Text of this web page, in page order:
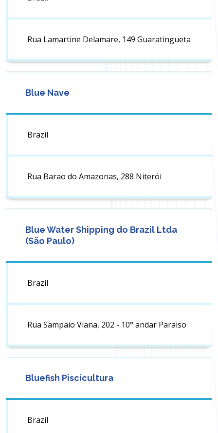
Rua Lamartine Delamare, 149 Guaratingueta
Blue Nave
Brazil
Rua Barao do Amazonas, 288 Niterói
Blue Water Shipping do Brazil Ltda
(São Paulo)
Brazil
Rua Sampaio Viana, 202 - 10° andar Paraiso
Bluefish Piscicultura
Brazil